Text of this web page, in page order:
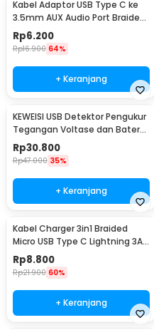
Kabel Adaptor USB Type C ke
3.5mm AUX Audio Port Braided
- PJ1645-01
Rp6.200
Rp16.900 64%
+ Keranjang
KEWEISI USB Detektor Pengukur
Tegangan Voltase dan Baterai
Tester - KWS-V20
Rp30.800
Rp47.000 35%
+ Keranjang
Kabel Charger 3in1 Braided
Micro USB Type C Lightning 3A
1.2M - US186
Rp8.800
Rp21.900 60%
+ Keranjang